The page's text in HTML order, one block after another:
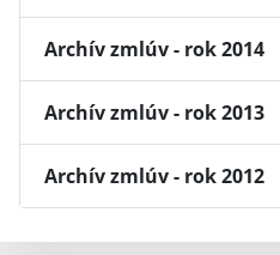
Archív zmlúv - rok 2014
Archív zmlúv - rok 2013
Archív zmlúv - rok 2012